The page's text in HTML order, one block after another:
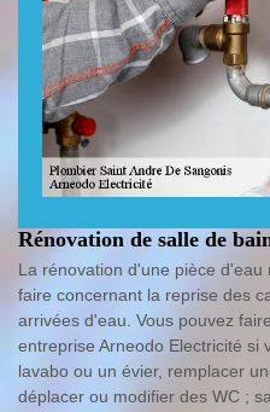
Rénovation de salle de
La rénovation d'une pièce
faire concernant la reprise des
arrivées d'eau. Vous pouvez
entreprise Arneodo Electricité si
lavabo ou un évier, remplacer
déplacer ou modifier des WC ;